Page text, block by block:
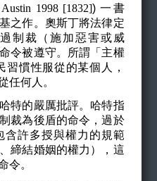
1998 [1832])一書
之作。奧斯丁將法律定
制裁（施加惡害或威
令被遵守。所謂「主權
習慣性服從的某個人，
任何人。
的嚴厲批評。哈特指
裁為後盾的命令，過於
含許多授與權力的規範
締結婚姻的權力），這
令。